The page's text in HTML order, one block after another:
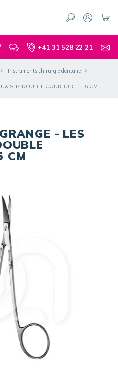
+41 31 528 22 21
Instruments chirurgie dentaire
S 14 DOUBLE COURBURE 11,5 CM
- LES
CM